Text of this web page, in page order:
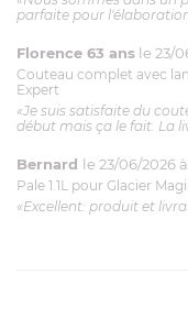
parfaite pour
Florence 63 ans le 23/
Couteau complet avec
Expert
«Je suis satisfaite du
début mais ça le fait. La
Bernard le 23/06/2026
Pale 1.1L pour Glacier
«Excellent: produit et